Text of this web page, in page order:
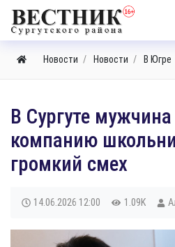
Новости Новости В Югре
В Сургуте
компанию
громкий смех
14.06.2026 12:00 1.09K